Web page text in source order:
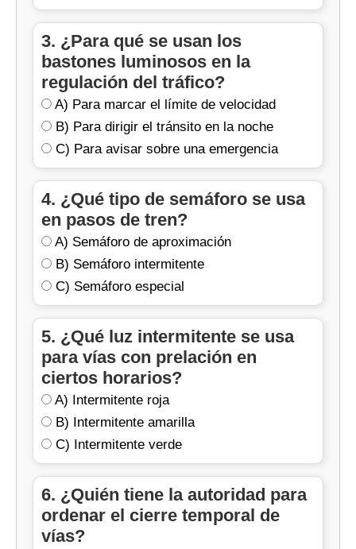
3. ¿Para qué se usan los
bastones luminosos en la
regulación del tráfico?
A) Para marcar el límite de velocidad
B) Para dirigir el tránsito en la noche
C) Para avisar sobre una emergencia
4. ¿Qué tipo de semáforo se usa
en pasos de tren?
A) Semáforo de aproximación
B) Semáforo intermitente
C) Semáforo especial
5. ¿Qué luz intermitente se usa
para vías con prelación en
ciertos horarios?
A) Intermitente roja
B) Intermitente amarilla
C) Intermitente verde
6. ¿Quién tiene la autoridad para
ordenar el cierre temporal de
vías?